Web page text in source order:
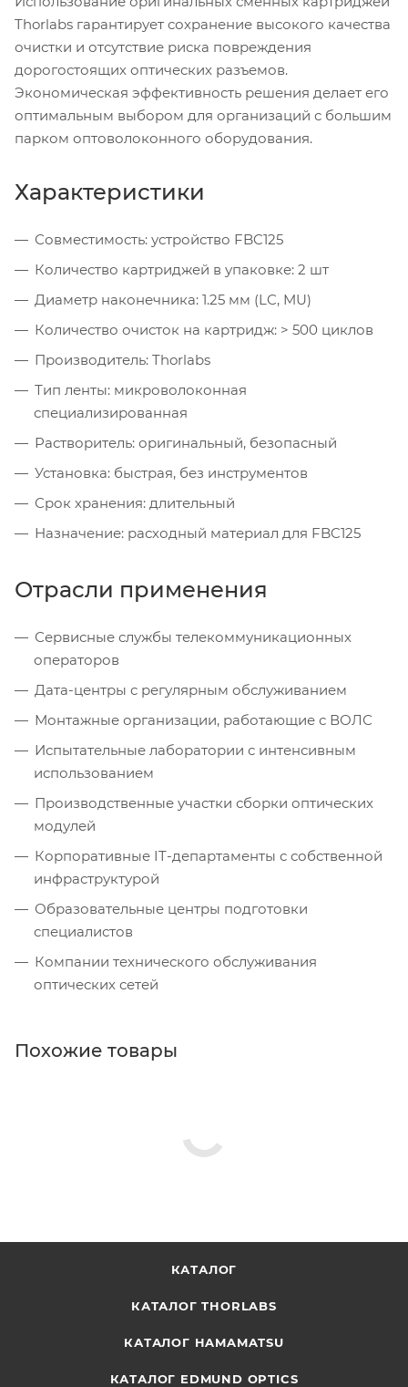
Thorlabs гарантирует сохранение высокого качества
очистки и отсутствие риска повреждения
дорогостоящих оптических разъемов.
Экономическая эффективность решения делает его
оптимальным выбором для организаций с большим
парком оптоволоконного оборудования.
Характеристики
Совместимость: устройство FBC125
Количество картриджей в упаковке: 2 шт
Диаметр наконечника: 1.25 мм (LC, MU)
Количество очисток на картридж: > 500 циклов
Производитель: Thorlabs
Тип ленты: микроволоконная
специализированная
Растворитель: оригинальный, безопасный
Установка: быстрая, без инструментов
Срок хранения: длительный
Назначение: расходный материал для FBC125
Отрасли применения
Сервисные службы телекоммуникационных
операторов
Дата-центры с регулярным обслуживанием
Монтажные организации, работающие с ВОЛС
Испытательные лаборатории с интенсивным
использованием
Производственные участки сборки оптических
модулей
Корпоративные IT-департаменты с собственной
инфраструктурой
Образовательные центры подготовки
специалистов
Компании технического обслуживания
оптических сетей
Похожие товары
КАТАЛОГ
КАТАЛОГ THORLABS
КАТАЛОГ HAMAMATSU
КАТАЛОГ EDMUND OPTICS